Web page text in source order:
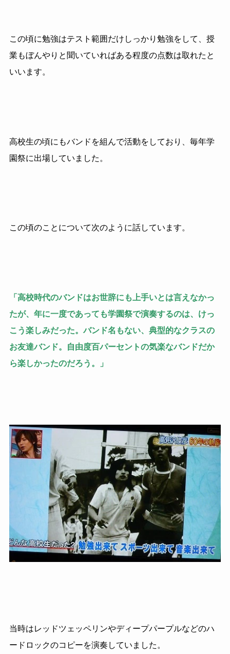
この頃に勉強はテスト範囲だけしっかり勉強をして、授
業もぼんやりと聞いていればある程度の点数は取れたと
いいます。
高校生の頃にもバンドを組んで活動をしており、毎年学
園祭に出場していました。
この頃のことについて次のように話しています。
「高校時代のバンドはお世辞にも上手いとは言えなかっ
たが、年に一度であっても学園祭で演奏するのは、けっ
こう楽しみだった。バンド名もない、典型的なクラスの
お友達バンド。自由度百パーセントの気楽なバンドだか
ら楽しかったのだろう。」
当時はレッドツェッペリンやディープパープルなどのハ
ードロックのコピーを演奏していました。